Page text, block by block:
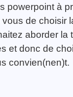
powerpoint à
de choisir
aborder la
et donc de
convien(nen)t.